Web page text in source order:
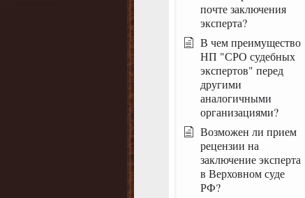
почте заключения
эксперта?
В чем преимущество
НП "СРО судебных
экспертов" перед
другими
аналогичными
организациями?
Возможен ли прием
рецензии на
заключение эксперта
в Верховном суде
РФ?